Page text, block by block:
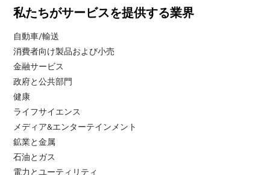
私たちがサービスを提供する業界
自動車/輸送
消費者向け製品および小売
金融サービス
政府と公共部門
健康
ライフサイエンス
メディア&エンターテインメント
鉱業と金属
石油とガス
電力とユーティリティ